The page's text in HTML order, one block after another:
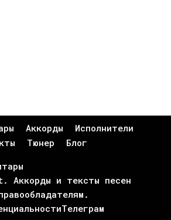
Аккорды
Исполнители
Тюнер Блог
Аккорды и тексты песен
.
Телеграм